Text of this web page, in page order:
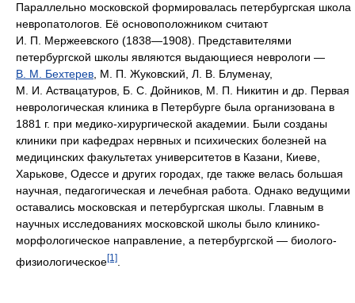
Параллельно московской формировалась петербургская школа
невропатологов. Её основоположником считают
И. П. Мержеевского (1838—1908). Представителями
петербургской школы являются выдающиеся неврологи —
В. М. Бехтерев , М. П. Жуковский, Л. В. Блуменау,
М. И. Аствацатуров, Б. С. Дойников, М. П. Никитин и др. Первая
неврологическая клиника в Петербурге была организована в
1881 г. при медико-хирургической академии. Были созданы
клиники при кафедрах нервных и психических болезней на
медицинских факультетах университетов в Казани, Киеве,
Харькове, Одессе и других городах, где также велась большая
научная, педагогическая и лечебная работа. Однако ведущими
оставались московская и петербургская школы. Главным в
научных исследованиях московской школы было клинико-
морфологическое направление, а петербургской — биолого-
физиологическое[1]